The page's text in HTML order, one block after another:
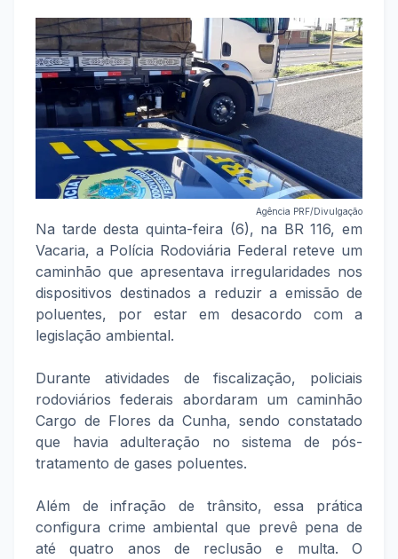
Agência PRF/Divulgação
Na tarde desta quinta-feira (6), na BR 116, em
Vacaria, a Polícia Rodoviária Federal reteve um
caminhão que apresentava irregularidades nos
dispositivos destinados a reduzir a emissão de
poluentes, por estar em desacordo com a
legislação ambiental.
Durante atividades de fiscalização, policiais
rodoviários federais abordaram um caminhão
Cargo de Flores da Cunha, sendo constatado
que havia adulteração no sistema de pós-
tratamento de gases poluentes.
Além de infração de trânsito, essa prática
configura crime ambiental que prevê pena de
até quatro anos de reclusão e multa. O